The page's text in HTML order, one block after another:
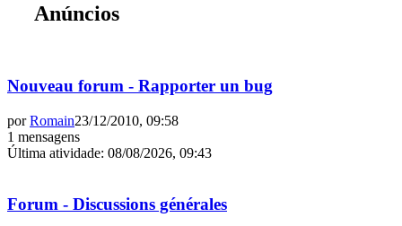
Anúncios
Nouveau forum - Rapporter un bug
por Romain23/12/2010, 09:58
1 mensagens
Última atividade: 08/08/2026, 09:43
Forum - Discussions générales